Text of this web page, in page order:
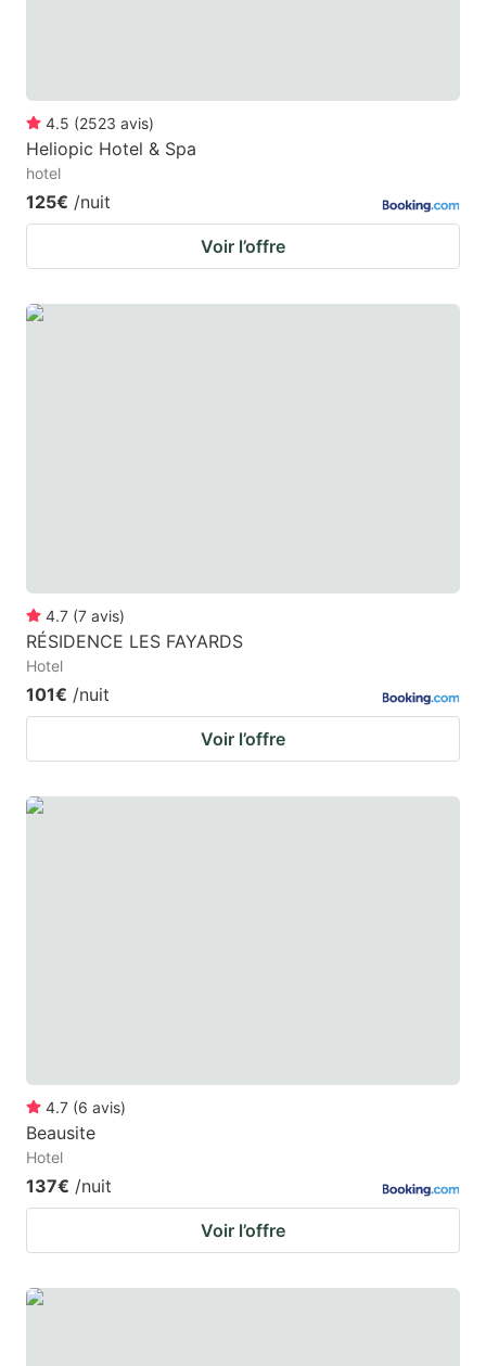
4.5 (2523 avis)
Heliopic Hotel & Spa
hotel
125€ /nuit
Voir l’offre
4.7 (7 avis)
RÉSIDENCE LES FAYARDS
Hotel
101€ /nuit
Voir l’offre
4.7 (6 avis)
Beausite
Hotel
137€ /nuit
Voir l’offre